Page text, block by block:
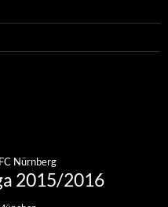
Nürnberg
2015/2016